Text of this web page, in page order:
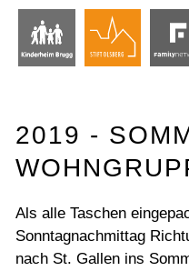
2019 -
Als alle Taschen
Sonntagnachmittag
nach St. Gallen ins